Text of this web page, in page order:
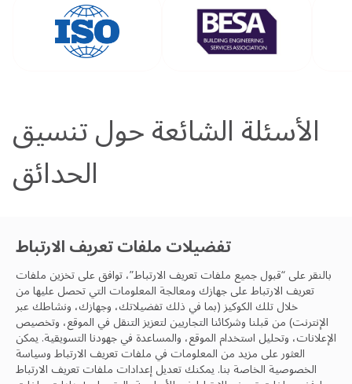
تفضيلات ملفات تعريف الارتباط
بالنقر على “قبول جميع ملفات تعريف الارتباط”، توافق على تخزين ملفات
تعريف الارتباط على جهازك ومعالجة المعلومات التي تحصل عليها من
خلال تلك الكوكيز (بما في ذلك تفضيلاتك، وجهازك، ونشاطك عبر
الإنترنت) من قبلنا وشركائنا التجاريين لتعزيز التنقل في الموقع، وتخصيص
الإعلانات، وتحليل استخدام الموقع، والمساعدة في جهودنا التسويقية. يمكن
العثور على مزيد من المعلومات في ملفات تعريف الارتباط وسياسة
الخصوصية الخاصة بنا. يمكنك تعديل إعدادات ملفات تعريف الارتباط
الأسئلة الشائعة حول تنسيق
الحدائق
تواصل مع فريق OCS
الخاص بك
نحن مستعدون لتقديم أفضل التجارب والإنتاجية
والممارسات والمرونة والنتائج، ونتطلع للتواصل معك ومع
فريقك.